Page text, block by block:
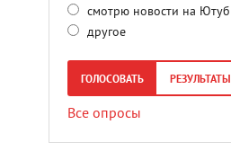
смотрю новости на Ютуб
другое
ГОЛОСОВАТЬ РЕЗУЛЬТАТЫ
Все опросы